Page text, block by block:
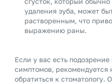
удаления зуба, может
растворенным, что
выражению раны.
Если у вас есть
симптомов, рекомендуется
обратиться к стоматологу.